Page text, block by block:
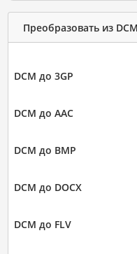
Преобразовать из DCM
DCM до 3GP
DCM до AAC
DCM до BMP
DCM до DOCX
DCM до FLV